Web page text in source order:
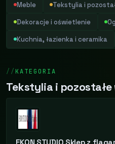
Meble Tekstylia i
Dekoracje i oświetlenie
Kuchnia, łazienka i ceramika
KATEGORIA
Tekstylia i